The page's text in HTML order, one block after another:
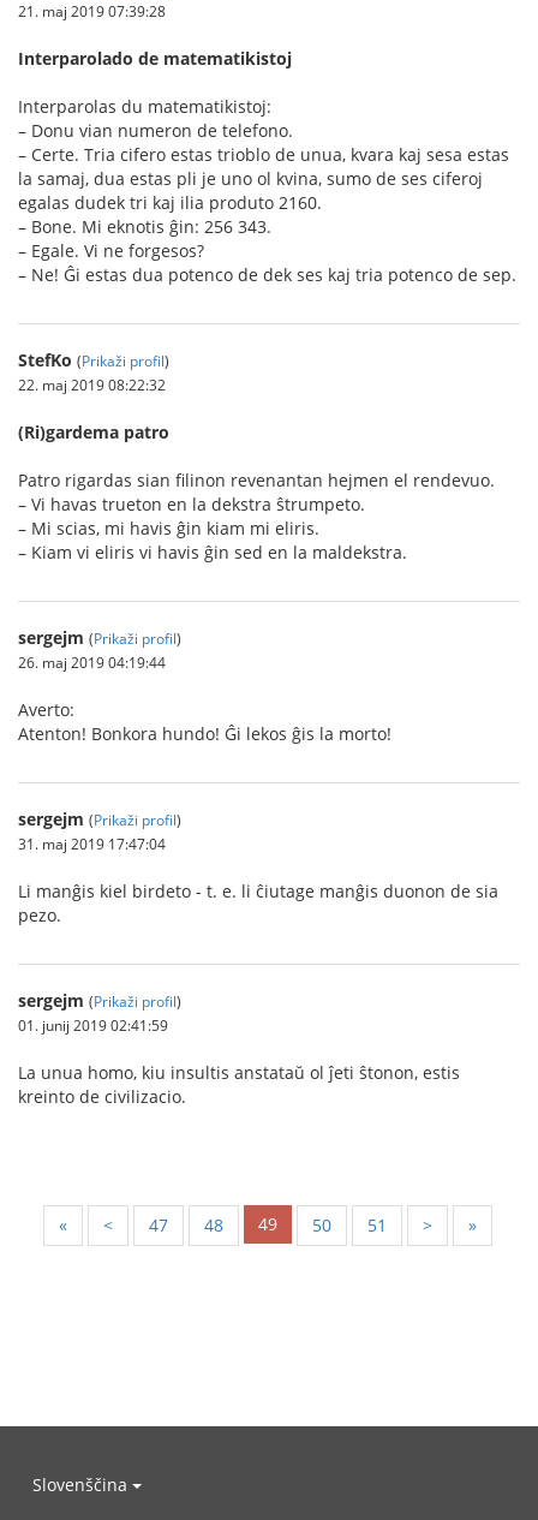
21. maj 2019 07:39:28
Interparolado de matematikistoj
Interparolas du matematikistoj:
– Donu vian numeron de telefono.
– Certe. Tria cifero estas trioblo de unua, kvara kaj sesa estas
la samaj, dua estas pli je uno ol kvina, sumo de ses ciferoj
egalas dudek tri kaj ilia produto 2160.
– Bone. Mi eknotis ĝin: 256 343.
– Egale. Vi ne forgesos?
– Ne! Ĝi estas dua potenco de dek ses kaj tria potenco de sep.
StefKo (Prikaži profil)
22. maj 2019 08:22:32
(Ri)gardema patro
Patro rigardas sian filinon revenantan hejmen el rendevuo.
– Vi havas trueton en la dekstra ŝtrumpeto.
– Mi scias, mi havis ĝin kiam mi eliris.
– Kiam vi eliris vi havis ĝin sed en la maldekstra.
sergejm (Prikaži profil)
26. maj 2019 04:19:44
Averto:
Atenton! Bonkora hundo! Ĝi lekos ĝis la morto!
sergejm (Prikaži profil)
31. maj 2019 17:47:04
Li manĝis kiel birdeto - t. e. li ĉiutage manĝis duonon de sia
pezo.
sergejm (Prikaži profil)
01. junij 2019 02:41:59
La unua homo, kiu insultis anstataŭ ol ĵeti ŝtonon, estis
kreinto de civilizacio.
« < 47 48 49 50 51 > »
Slovenščina